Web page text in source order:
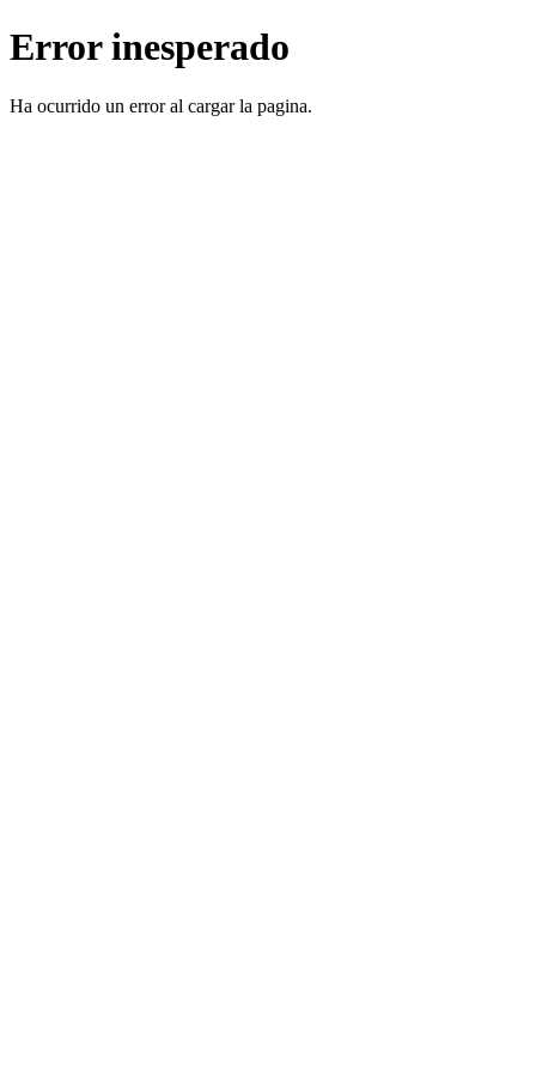
Error inesperado
Ha ocurrido un error al cargar la pagina.